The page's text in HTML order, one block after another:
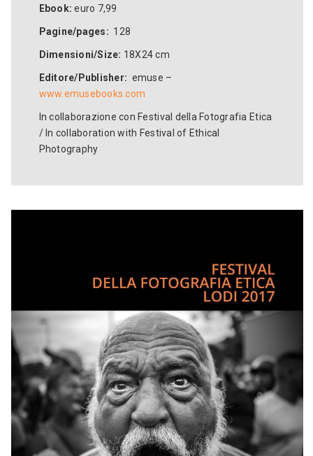
Ebook: euro 7,99
Pagine/pages: 128
Dimensioni/Size: 18X24 cm
Editore/Publisher: emuse –
www.emusebooks.com
In collaborazione con Festival della Fotografia Etica
/ In collaboration with Festival of Ethical
Photography